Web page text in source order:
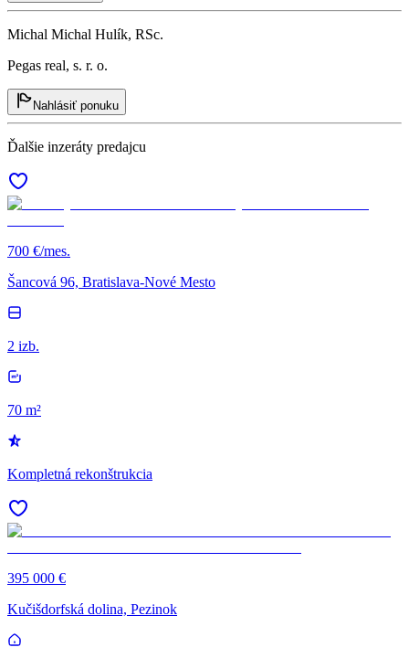
Michal Michal Hulík, RSc.
Pegas real, s. r. o.
Nahlásiť ponuku
Ďalšie inzeráty predajcu
700 €/mes.
Šancová 96, Bratislava-Nové Mesto
2 izb.
70 m²
Kompletná rekonštrukcia
395 000 €
Kučišdorfská dolina, Pezinok